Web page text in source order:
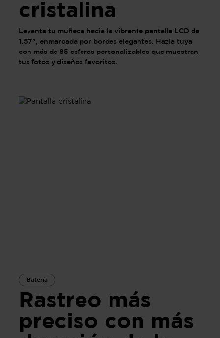
cristalina
Levanta tu muñeca hacia la vibrante pantalla LCD de
1.57", enmarcada por bordes elegantes. Hazla tuya
con más de 85 esferas personalizables que muestran
tus fotos y diseños favoritos.
Batería
Rastreo más
preciso con más